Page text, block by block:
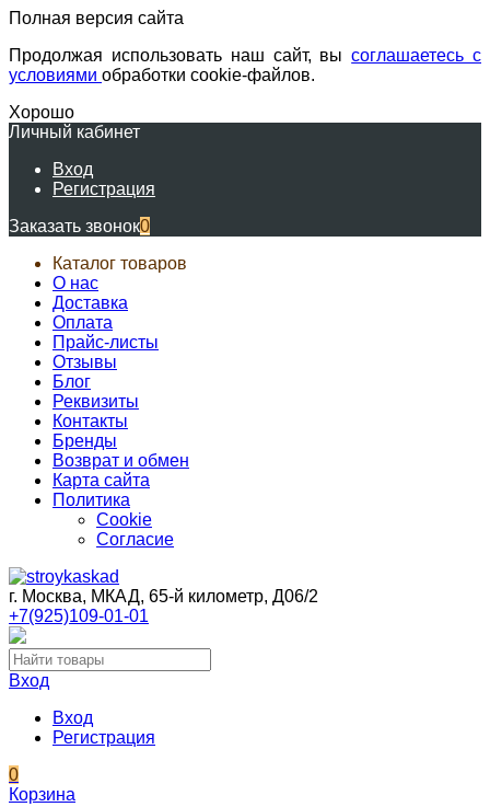
Полная версия сайта
Продолжая использовать наш сайт, высоглашаетесь с
условиями обработки cookie-файлов.
Хорошо
Личный кабинет
Вход
Регистрация
Заказать звонок0
Каталог товаров
О нас
Доставка
Оплата
Прайс-листы
Отзывы
Блог
Реквизиты
Контакты
Бренды
Возврат и обмен
Карта сайта
Политика
Cookie
Согласие
г. Москва, МКАД, 65-й километр, Д06/2
+7(925)109-01-01
Вход
Вход
Регистрация
0
Корзина